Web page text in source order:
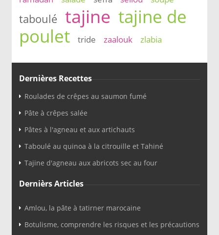
taboulé tajine tajine de
poulet
tride zaalouk zlabia
Dernières Recettes
Roulades de crêpes au saumon fumé
Pâte à crêpes salée
Pâtes à l'agneau et aux artichauts
Taboulé au quinoa à la citrouille et Tahiné
Tajine d'agneau aux abricots sec au four
Dernièrs Articles
Amlou, la pâte à tatirner marocaine
Botulisme, comprendre les risques et les précautions